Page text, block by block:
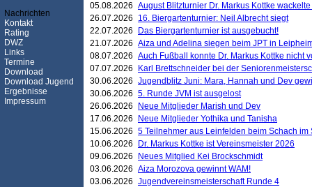
Nachrichten
Kontakt
Rating
DWZ
Links
Termine
Download
Download Jugend
Ergebnisse
Impressum
05.08.2026 August Blitzturnier Dr. Markus Kottke
26.07.2026
16. Biergartenturnier: Neil Albrecht siegt
22.07.2026
Das Biergartenturnier ist ausgebucht!
21.07.2026 Aiza und Adelina siegen beim JPT in
08.07.2026 Auch Fußball konnte Dr. Markus Kottke nicht
07.07.2026
Karl Brettschneider bei der
30.06.2026 Jugendblitz Juni: Mara, Hannah und Dev
30.06.2026 5. Runde JVM ist ausgelost
26.06.2026
Neue Mitglieder Marish und Dev
17.06.2026
Neue Mitglieder Yothika und Tanisha
15.06.2026 5 Teilnehmer aus Leinfelden beim Schach
10.06.2026
Dr. Markus Kottke ist Vereinsmeister 2026
09.06.2026
Neues Mitglied Kei Brockschmidt
03.06.2026 Aiza Morozova gewinnt WAM!
03.06.2026 Jugendvereinsmeisterschaft Runde 4